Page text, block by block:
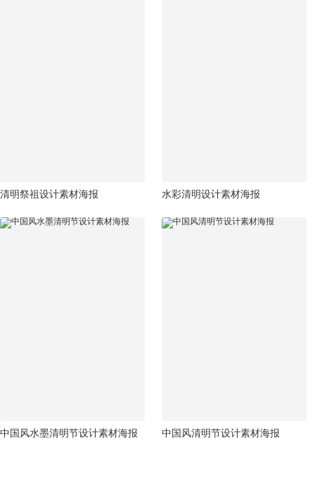
清明祭祖设计素材海报 水彩清明设计素材海报
中国风水墨清明节设计素材海报 中国风清明节设计素材海报